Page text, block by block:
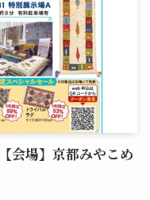
会場】京都みやこめ